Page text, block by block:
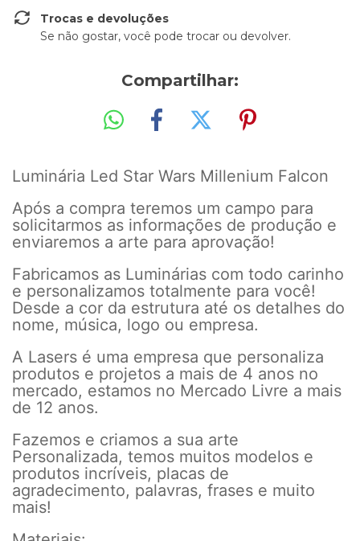
Trocas e devoluções
Se não gostar, você pode trocar ou devolver.
Compartilhar:
Luminária Led Star Wars Millenium Falcon
Após a compra teremos um campo para
solicitarmos as informações de produção e
enviaremos a arte para aprovação!
Fabricamos as Luminárias com todo carinho
e personalizamos totalmente para você!
Desde a cor da estrutura até os detalhes do
nome, música, logo ou empresa.
A Lasers é uma empresa que personaliza
produtos e projetos a mais de 4 anos no
mercado, estamos no Mercado Livre a mais
de 12 anos.
Fazemos e criamos a sua arte
Personalizada, temos muitos modelos e
produtos incríveis, placas de
agradecimento, palavras, frases e muito
mais!